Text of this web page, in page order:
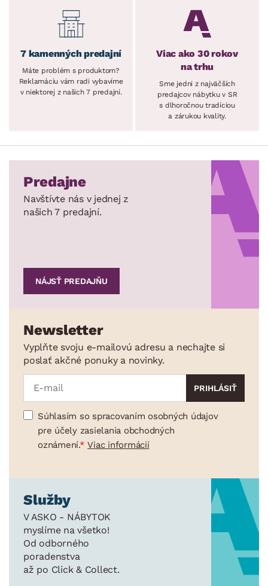
7 kamenných predajní
Máte problém s produktom?
Reklamáciu vám radi vybavíme
v niektorej z našich 7 predajní.
Viac ako 30 rokov
na trhu
Sme jedni z najväčších
predajcov nábytku v SR
s dlhoročnou tradíciou
a zárukou kvality.
Predajne
Navštívte nás v jednej z
našich 7 predajní.
NÁJSŤ PREDAJŇU
Newsletter
Vyplňte svoju e-mailovú adresu a nechajte si
poslať akčné ponuky a novinky.
Súhlasím so spracovaním osobných údajov
pre účely zasielania obchodných
oznámení.
Viac informácií
Služby
V ASKO - NÁBYTOK
myslíme na všetko!
Od odborného
poradenstva
až po Click & Collect.